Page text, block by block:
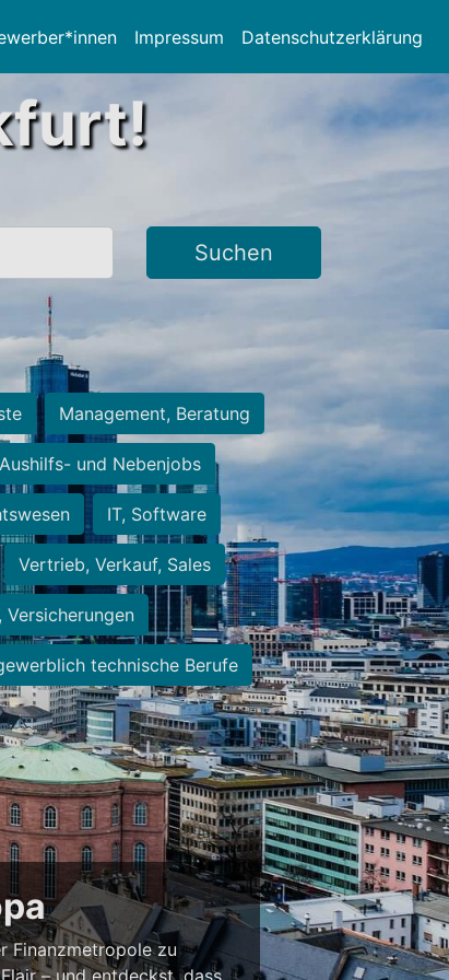
Impressum Datenschutzerklärung
Suchen
Management, Beratung
und Nebenjobs
IT, Software
Vertrieb, Verkauf, Sales
Versicherungen
technische Berufe
Finanzmetropole zu